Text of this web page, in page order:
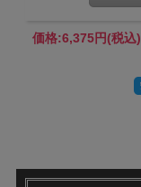
価格:6,375円(税込)